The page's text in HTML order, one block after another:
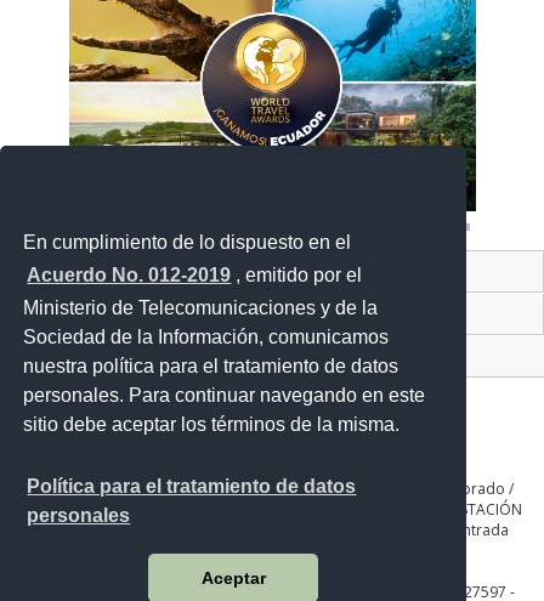
En cumplimiento de lo dispuesto en el
Acuerdo No. 012-2019 , emitido por el
Ministerio de Telecomunicaciones y de la
Sociedad de la Información, comunicamos
nuestra política para el tratamiento de datos
personales. Para continuar navegando en este
sitio debe aceptar los términos de la misma.
Política para el tratamiento de datos
personales
Aceptar
Contacto Ciudadano Digital
Portal Trámites Ciudadano
Sistema Nacional de Información (SNI)
QUITO: Seniergues E4-676 y Gral. Telmo Paz y Miño. Sector El Dorado /
GUAYAQUIL: Av. Guillermo Pareja #402 Ciudadela la Garzota / ESTACIÓN
COTOPAXI: Panamericana Sur Km. 65, Páramo de Romerillos entrada
Parque Nacional de Recreación
Teléfono: QUITO: 593-2 3975100 al 130 / GUAYAQUIL: 593-4 2627597 -